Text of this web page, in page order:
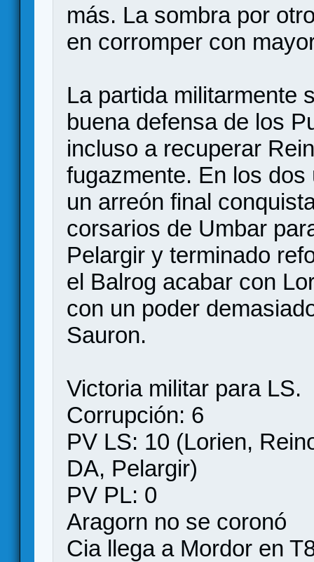
más. La sombra por
en corromper con
La partida militarmente
buena defensa de los
incluso a recuperar
fugazmente. En los
un arreón final
corsarios de Umbar
Pelargir y terminado
el Balrog acabar con
con un poder
Sauron.
Victoria militar para LS.
Corrupción: 6
PV LS: 10 (Lorien,
DA, Pelargir)
PV PL: 0
Aragorn no se coronó
Cia llega a Mordor en